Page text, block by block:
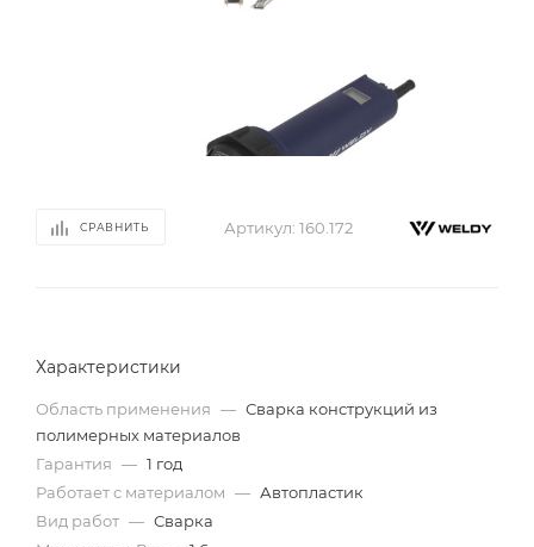
СРАВНИТЬ Артикул: 160.172
Характеристики
Область применения — Сварка конструкций из
полимерных материалов
Гарантия — 1 год
Работает с материалом — Автопластик
Вид работ — Сварка